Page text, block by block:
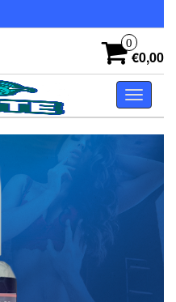
0
€0,00
Toggle